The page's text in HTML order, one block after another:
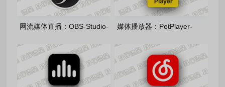
网流媒体直播：OBS-Studio-
媒体播放器：РotРlayer-
色版